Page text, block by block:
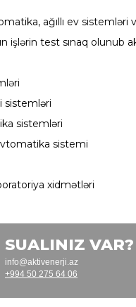
ağıllı ev sistemləri
işlərin test sınaq olunub
sistemləri
sistemləri
sistemi
xidmətləri
SUALINIZ VAR?
info@aktivenerji.az
+994 50 275 64 06